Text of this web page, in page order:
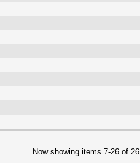
Now showing items 7-26 of 26